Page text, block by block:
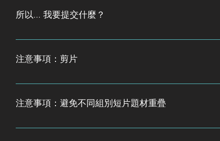
所以... 我要提交什麼？
大綱初稿提交日期：七月二十六日 （星期日） 大綱最終
注意事項：剪片
- 使用WhatsApp傳送短片會令短片清晰度下降 - 避免反轉
注意事項：避免不同組別短片題材重疊
因為短片主題可以包含的題材可以十分廣，所以不同組別